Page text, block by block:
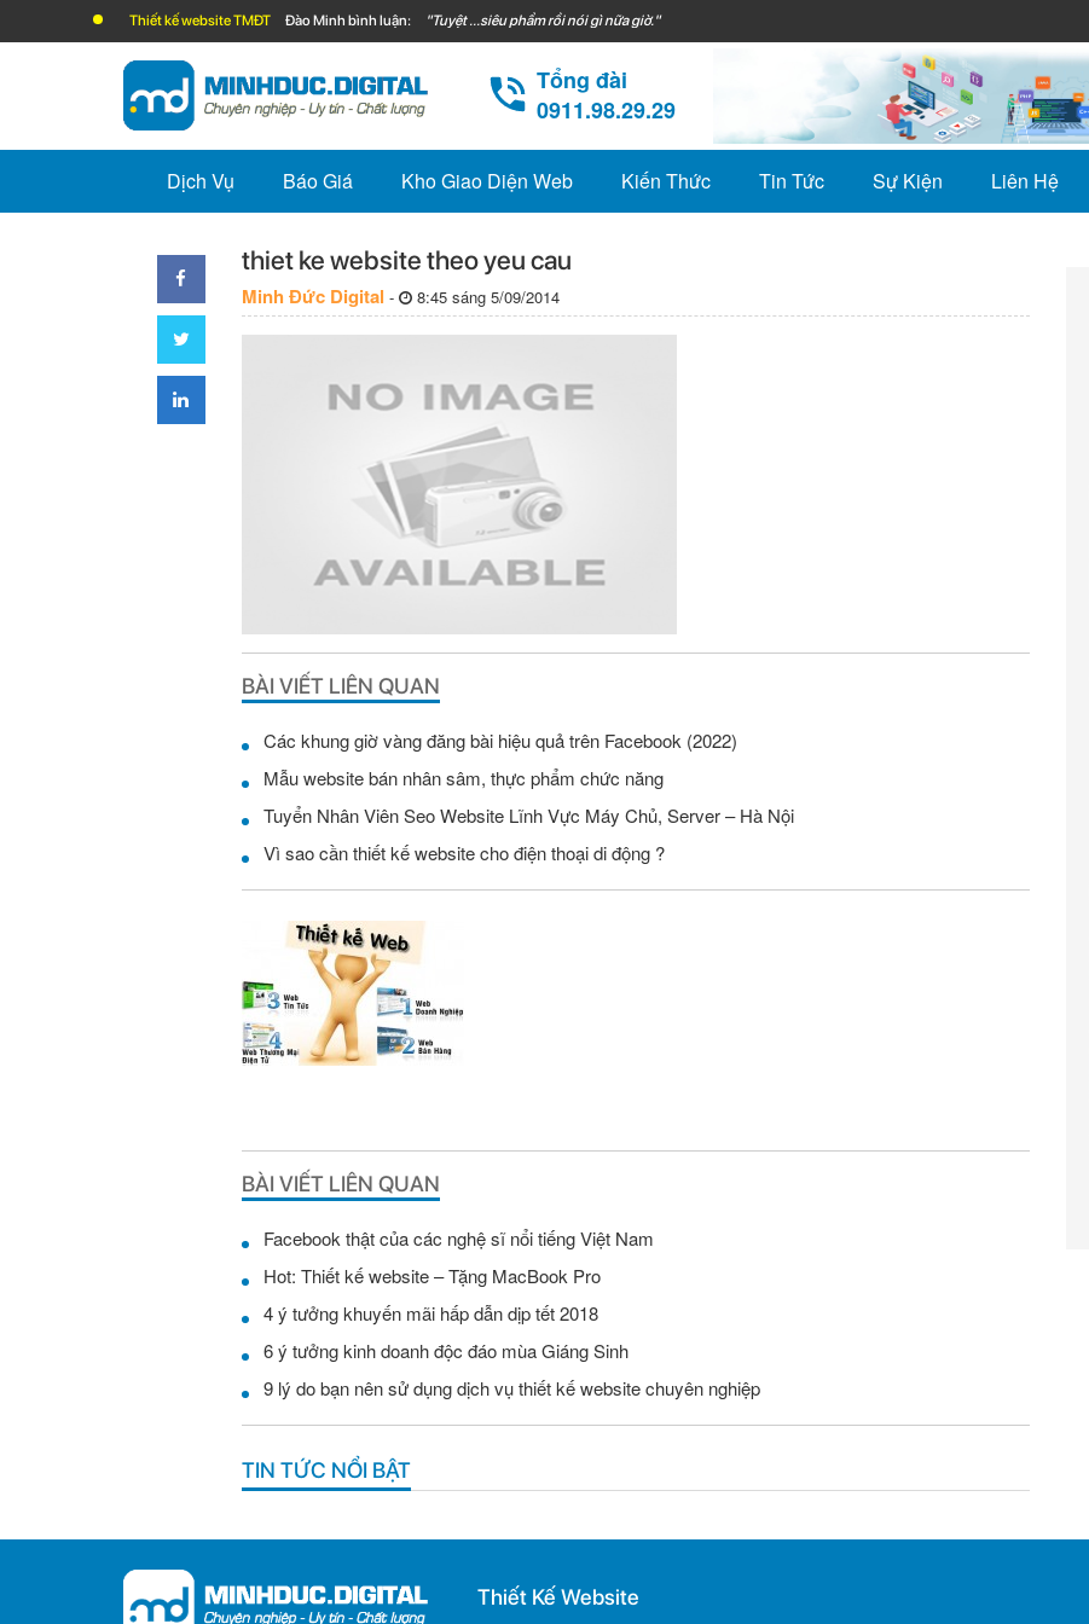
Thiết kế website TMĐT Đào Minh bình luận: "Tuyệt ...siêu phẩm rồi nói gì nữa giờ."
Tổng đài
0911.98.29.29
Dịch Vụ Báo Giá Kho Giao Diện Web Kiến Thức Tin Tức Sự Kiện Liên Hệ
thiet ke website theo yeu cau
Minh Đức Digital - 8:45 sáng 5/09/2014
BÀI VIẾT LIÊN QUAN
Các khung giờ vàng đăng bài hiệu quả trên Facebook (2022)
Mẫu website bán nhân sâm, thực phẩm chức năng
Tuyển Nhân Viên Seo Website Lĩnh Vực Máy Chủ, Server – Hà Nội
Vì sao cần thiết kế website cho điện thoại di động ?
BÀI VIẾT LIÊN QUAN
Facebook thật của các nghệ sĩ nổi tiếng Việt Nam
Hot: Thiết kế website – Tặng MacBook Pro
4 ý tưởng khuyến mãi hấp dẫn dịp tết 2018
6 ý tưởng kinh doanh độc đáo mùa Giáng Sinh
9 lý do bạn nên sử dụng dịch vụ thiết kế website chuyên nghiệp
TIN TỨC NỔI BẬT
Thiết Kế Website